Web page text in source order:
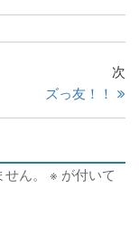
次
ズっ友！！
ん。 ※ が付いて